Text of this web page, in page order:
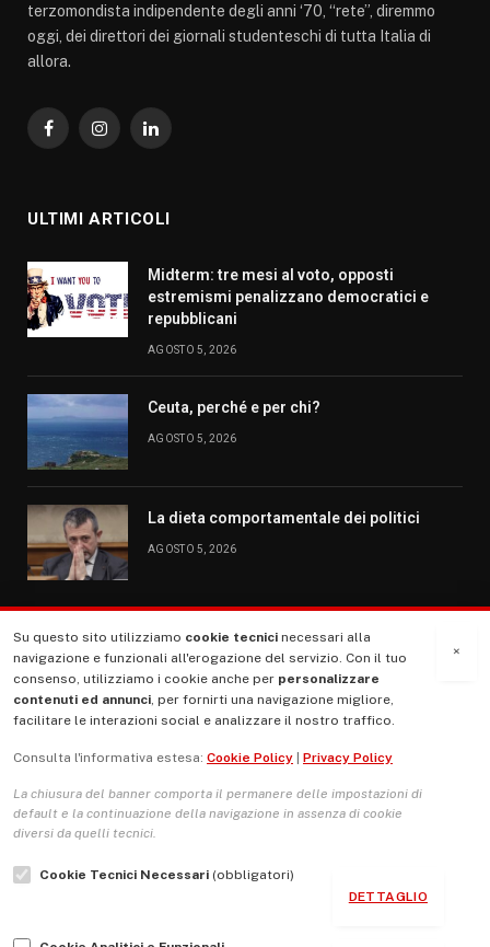
terzomondista indipendente degli anni ‘70, “rete”, diremmo
oggi, dei direttori dei giornali studenteschi di tutta Italia di
allora.
FacebookInstagramLinkedIn
ULTIMI ARTICOLI
Midterm: tre mesi al voto, opposti
estremismi penalizzano democratici e
repubblicani
AGOSTO 5, 2026
Ceuta, perché e per chi?
AGOSTO 5, 2026
La dieta comportamentale dei politici
AGOSTO 5, 2026
MENU
La Nostra Storia
Le Copertine
L’Associazione
Indirizzo Socio Politico Culturale
×
Su questo sito utilizziamo cookie tecnici necessari alla
navigazione e funzionali all'erogazione del servizio. Con il tuo
consenso, utilizziamo i cookie anche per personalizzare
contenuti ed annunci, per fornirti una navigazione migliore,
facilitare le interazioni social e analizzare il nostro traffico.
Consulta l'informativa estesa: Cookie Policy Privacy Policy
La chiusura del banner comporta il permanere delle impostazioni di
default e la continuazione della navigazione in assenza di cookie
diversi da quelli tecnici.
Cookie Tecnici Necessari (obbligatori)
DETTAGLIO